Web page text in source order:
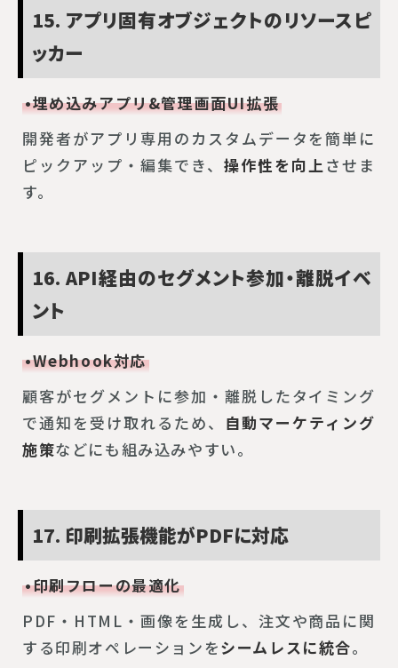
15. アプリ固有オブジェクトのリソースピ
ッカー
•埋め込みアプリ&管理画面UI拡張
開発者がアプリ専用のカスタムデータを簡単に
ピックアップ・編集でき、操作性を向上 させま
す。
16. API経由のセグメント参加・離脱イベ
ント
•Webhook対応
顧客がセグメントに参加・離脱したタイミング
で通知を受け取れるため、 自動マーケティング
施策などにも組み込みやすい。
17. 印刷拡張機能がPDFに対応
•印刷フローの最適化
PDF・HTML・画像を生成し、注文や商品に関
する印刷オペレーションをシームレスに統合。